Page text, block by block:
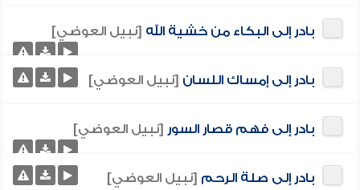
بادر إلى البكاء من خشية الله [نبيل العوضي]
بادر إلى إمساك اللسان [نبيل العوضي]
بادر إلى فهم قصار السور [نبيل العوضي]
بادر إلى صلة الرحم [نبيل العوضي]